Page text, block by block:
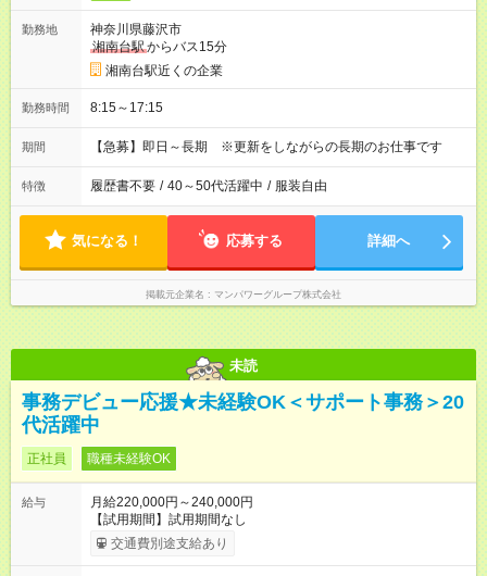
勤務地
神奈川県藤沢市
湘南台駅からバス15分
湘南台駅近くの企業
勤務時間 8:15～17:15
期間 【急募】即日～長期 ※更新をしながらの長期のお仕事です
特徴 履歴書不要 / 40～50代活躍中 / 服装自由
気になる！ 応募する 詳細へ
掲載元企業名 マンパワーグループ株式会社
未読
事務デビュー応援★未経験OK＜サポート事務＞20
代活躍中
正社員 職種未経験OK
給与
月給220,000円～240,000円
【試用期間】試用期間なし
交通費別途支給あり